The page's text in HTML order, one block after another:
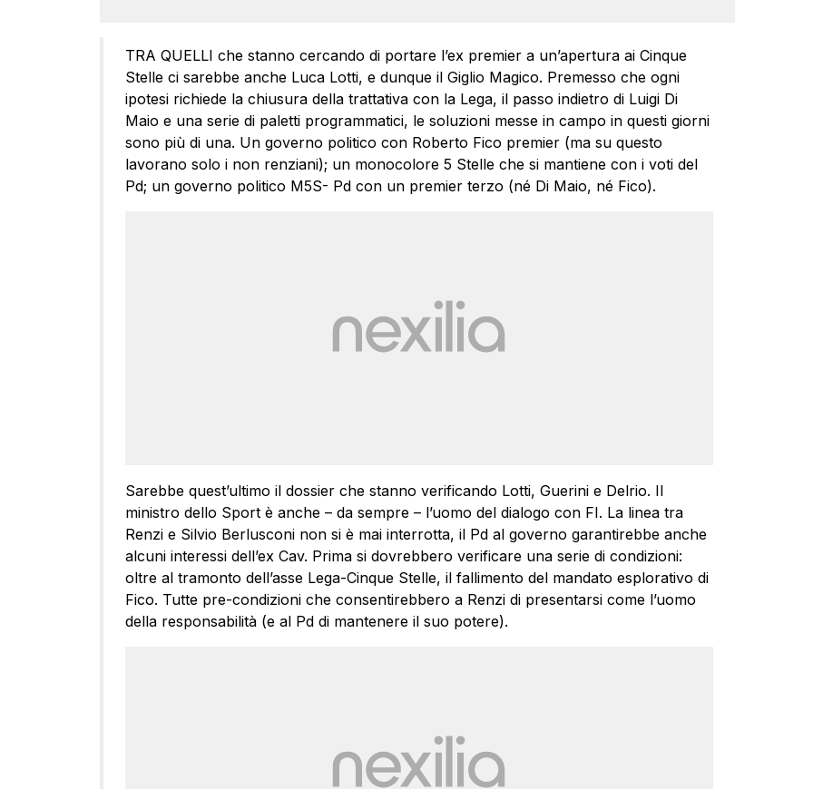
TRA QUELLI che stanno cercando di portare l’ex premier a un’apertura ai Cinque
Stelle ci sarebbe anche Luca Lotti, e dunque il Giglio Magico. Premesso che ogni
ipotesi richiede la chiusura della trattativa con la Lega, il passo indietro di Luigi Di
Maio e una serie di paletti programmatici, le soluzioni messe in campo in questi giorni
sono più di una. Un governo politico con Roberto Fico premier (ma su questo
lavorano solo i non renziani); un monocolore 5 Stelle che si mantiene con i voti del
Pd; un governo politico M5S- Pd con un premier terzo (né Di Maio, né Fico).
Sarebbe quest’ultimo il dossier che stanno verificando Lotti, Guerini e Delrio. Il
ministro dello Sport è anche – da sempre – l’uomo del dialogo con FI. La linea tra
Renzi e Silvio Berlusconi non si è mai interrotta, il Pd al governo garantirebbe anche
alcuni interessi dell’ex Cav. Prima si dovrebbero verificare una serie di condizioni:
oltre al tramonto dell’asse Lega-Cinque Stelle, il fallimento del mandato esplorativo di
Fico. Tutte pre-condizioni che consentirebbero a Renzi di presentarsi come l’uomo
della responsabilità (e al Pd di mantenere il suo potere).